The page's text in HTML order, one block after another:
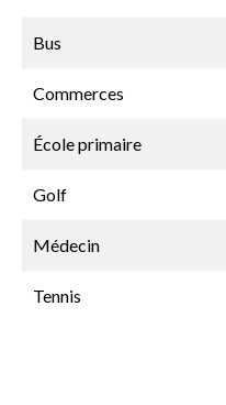
Bus
Commerces
École primaire
Golf
Médecin
Tennis